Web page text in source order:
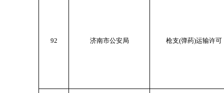
92 济南市公安局 枪支(弹药)运输许可